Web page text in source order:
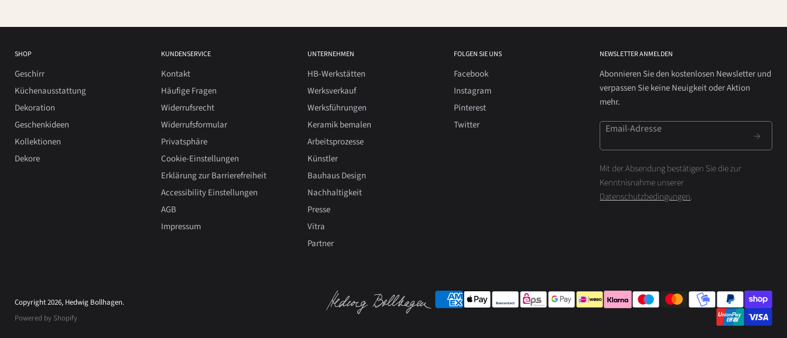
SHOP
Geschirr
Küchenausstattung
Dekoration
Geschenkideen
Kollektionen
Dekore
KUNDENSERVICE
Kontakt
Häufige Fragen
Widerrufsrecht
Widerrufsformular
Privatsphäre
Cookie-Einstellungen
Erklärung zur Barrierefreiheit
Accessibility Einstellungen
AGB
Impressum
UNTERNEHMEN
HB-Werkstätten
Werksverkauf
Werksführungen
Keramik bemalen
Arbeitsprozesse
Künstler
Bauhaus Design
Nachhaltigkeit
Presse
Vitra
Partner
FOLGEN SIE UNS
Facebook
Instagram
Pinterest
Twitter
NEWSLETTER ANMELDEN
Abonnieren Sie den kostenlosen Newsletter und
verpassen Sie keine Neuigkeit oder Aktion
mehr.
Email-Adresse
Mit der Absendung bestätigen Sie die zur
Kenntnisnahme unserer
Datenschutzbedingungen.
Copyright 2026, Hedwig Bollhagen.
Powered by Shopify